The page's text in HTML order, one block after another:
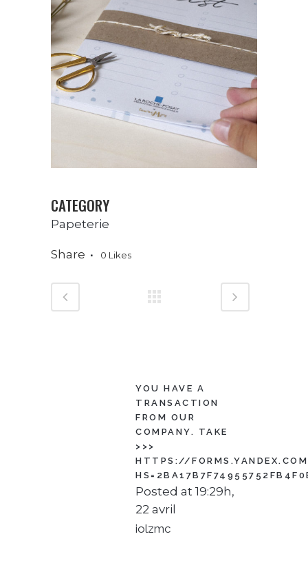
CATEGORY
Papeterie
Share 0 Likes
YOU HAVE A
TRANSACTION
FROM OUR
COMPANY. TAKE
>>>
HTTPS://
Posted at 19:29h,
22 avril
iolzmc